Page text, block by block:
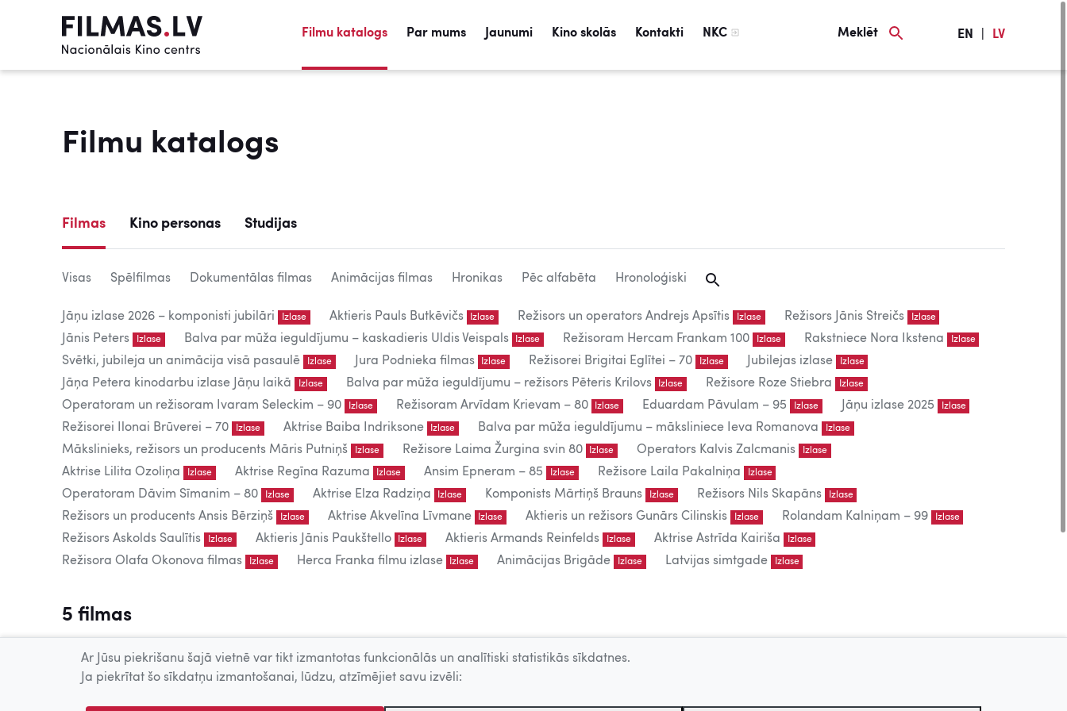
Filmu katalogs Par mums Jaunumi Kino skolās Kontakti NKC Meklēt EN LV
Filmu katalogs
Filmas Kino personas Studijas
Visas Spēlfilmas Dokumentālas filmas Animācijas filmas Hronikas Pēc alfabēta Hronoloģiski
Jāņu izlase 2026 – komponisti jubilāri Izlase Aktieris Pauls Butkēvičs Izlase Režisors un operators Andrejs Apsītis Izlase Režisors Jānis Streičs Izlase
Jānis Peters Izlase Balva par mūža ieguldījumu – kaskadieris Uldis Veispals Izlase Režisoram Hercam Frankam 100 Izlase Rakstniece Nora Ikstena Izlase
Svētki, jubileja un animācija visā pasaulē Izlase Jura Podnieka filmas Izlase Režisorei Brigitai Eglītei – 70 Izlase Jubilejas izlase Izlase
Jāņa Petera kinodarbu izlase Jāņu laikā Izlase Balva par mūža ieguldījumu – režisors Pēteris Krilovs Izlase Režisore Roze Stiebra Izlase
Operatoram un režisoram Ivaram Seleckim – 90 Izlase Režisoram Arvīdam Krievam – 80 Izlase Eduardam Pāvulam – 95 Izlase Jāņu izlase 2025 Izlase
Režisorei Ilonai Brūverei – 70 Izlase Aktrise Baiba Indriksone Izlase Balva par mūža ieguldījumu – māksliniece Ieva Romanova Izlase
Mākslinieks, režisors un producents Māris Putniņš Izlase Režisore Laima Žurgina svin 80 Izlase Operators Kalvis Zalcmanis Izlase
Aktrise Lilita Ozoliņa Izlase Aktrise Regīna Razuma Izlase Ansim Epneram – 85 Izlase Režisore Laila Pakalniņa Izlase
Operatoram Dāvim Sīmanim – 80 Izlase Aktrise Elza Radziņa Izlase Komponists Mārtiņš Brauns Izlase Režisors Nils Skapāns Izlase
Režisors un producents Ansis Bērziņš Izlase Aktrise Akvelīna Līvmane Izlase Aktieris un režisors Gunārs Cilinskis Izlase Rolandam Kalniņam – 99 Izlase
Režisors Askolds Saulītis Izlase Aktieris Jānis Paukštello Izlase Aktieris Armands Reinfelds Izlase Aktrise Astrīda Kairiša Izlase
Režisora Olafa Okonova filmas Izlase Herca Franka filmu izlase Izlase Animācijas Brigāde Izlase Latvijas simtgade Izlase
5 filmas
Publiskai demonstrēšanai nepieciešama tiesību īpašnieku – producentu, AKKA/LAA u.c. atļaujas.
Ar Jūsu piekrišanu šajā vietnē var tikt izmantotas funkcionālās un analītiski statistikās sīkdatnes.
Ja piekrītat šo sīkdatņu izmantošanai, lūdzu, atzīmējiet savu izvēli: